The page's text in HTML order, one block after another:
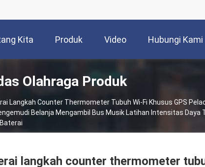
Kita Produk Video Hubungi Kami
Olahraga Produk
Langkah Counter Thermometer Tubuh Wi-Fi Khusus GPS
Belanja Mengambil Bus Musik Latihan Intensitas Daya
Baterai
langkah counter thermometer